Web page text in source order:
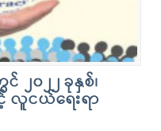
၂၀၂၂ ခုနှစ်၊
ငယ်ရေးရာ